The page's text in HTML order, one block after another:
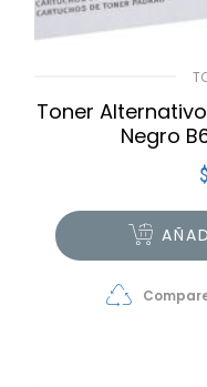
Toner
Negro
$